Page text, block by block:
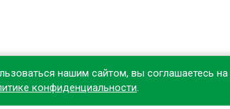
чтобы делать покупки
нашим сайтом, вы соглашаетесь
конфиденциальности.